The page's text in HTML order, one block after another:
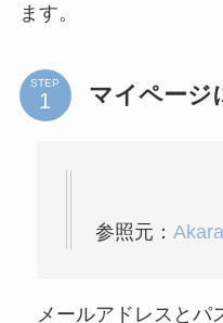
ます。
STEP マイページ
参照元：
メールアドレスとパ